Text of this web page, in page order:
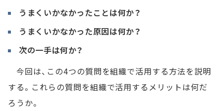
うまくいかなかったことは何か？
うまくいかなかった原因は何か？
次の一手は何か？
今回は、この4つの質問を組織で活用する方法を説明
する。これらの質問を組織で活用するメリットは何だ
ろうか。